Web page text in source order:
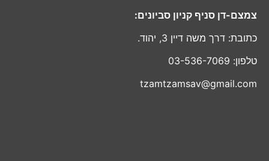
צמצם-דן סניף קניון סביונים:
כתובת: דרך משה דיין 3, יהוד.
טלפון: 03-536-7069
tzamtzamsav@gmail.com